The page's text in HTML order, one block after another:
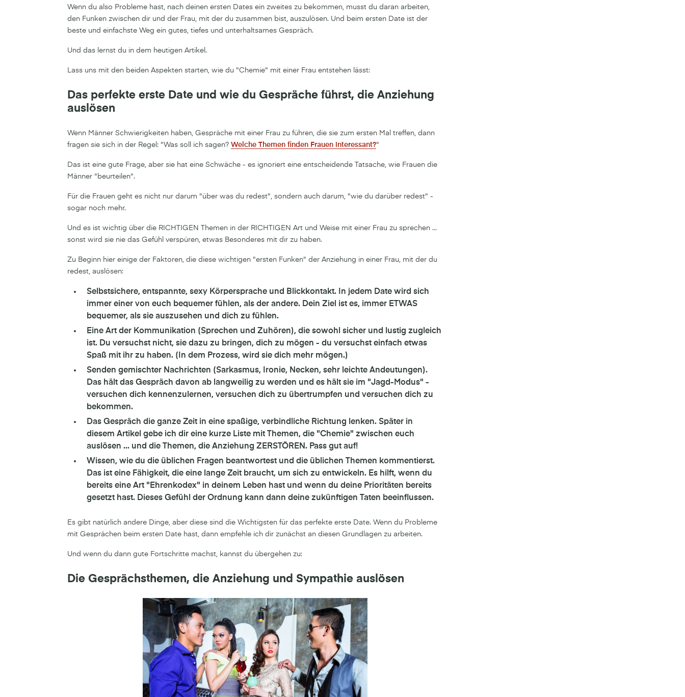
Wenn du also Probleme hast, nach deinen ersten Dates ein zweites zu bekommen, musst du daran arbeiten,
den Funken zwischen dir und der Frau, mit der du zusammen bist, auszulösen. Und beim ersten Date ist der
beste und einfachste Weg ein gutes, tiefes und unterhaltsames Gespräch.
Und das lernst du in dem heutigen Artikel.
Lass uns mit den beiden Aspekten starten, wie du "Chemie" mit einer Frau entstehen lässt:
Das perfekte erste Date und wie du Gespräche führst, die Anziehung
auslösen
Wenn Männer Schwierigkeiten haben, Gespräche mit einer Frau zu führen, die sie zum ersten Mal treffen, dann
fragen sie sich in der Regel: "Was soll ich sagen? Welche Themen finden Frauen interessant?"
Das ist eine gute Frage, aber sie hat eine Schwäche - es ignoriert eine entscheidende Tatsache, wie Frauen die
Männer "beurteilen".
Für die Frauen geht es nicht nur darum "über was du redest", sondern auch darum, "wie du darüber redest" -
sogar noch mehr.
Und es ist wichtig über die RICHTIGEN Themen in der RICHTIGEN Art und Weise mit einer Frau zu sprechen ...
sonst wird sie nie das Gefühl verspüren, etwas Besonderes mit dir zu haben.
Zu Beginn hier einige der Faktoren, die diese wichtigen "ersten Funken" der Anziehung in einer Frau, mit der du
redest, auslösen:
Selbstsichere, entspannte, sexy Körpersprache und Blickkontakt. In jedem Date wird sich
immer einer von euch bequemer fühlen, als der andere. Dein Ziel ist es, immer ETWAS
bequemer, als sie auszusehen und dich zu fühlen.
Eine Art der Kommunikation (Sprechen und Zuhören), die sowohl sicher und lustig zugleich
ist. Du versuchst nicht, sie dazu zu bringen, dich zu mögen - du versuchst einfach etwas
Spaß mit ihr zu haben. (In dem Prozess, wird sie dich mehr mögen.)
Senden gemischter Nachrichten (Sarkasmus, Ironie, Necken, sehr leichte Andeutungen).
Das hält das Gespräch davon ab langweilig zu werden und es hält sie im "Jagd-Modus" -
versuchen dich kennenzulernen, versuchen dich zu übertrumpfen und versuchen dich zu
bekommen.
Das Gespräch die ganze Zeit in eine spaßige, verbindliche Richtung lenken. Später in
diesem Artikel gebe ich dir eine kurze Liste mit Themen, die "Chemie" zwischen euch
auslösen ... und die Themen, die Anziehung ZERSTÖREN. Pass gut auf!
Wissen, wie du die üblichen Fragen beantwortest und die üblichen Themen kommentierst.
Das ist eine Fähigkeit, die eine lange Zeit braucht, um sich zu entwickeln. Es hilft, wenn du
bereits eine Art "Ehrenkodex" in deinem Leben hast und wenn du deine Prioritäten bereits
gesetzt hast. Dieses Gefühl der Ordnung kann dann deine zukünftigen Taten beeinflussen.
Es gibt natürlich andere Dinge, aber diese sind die Wichtigsten für das perfekte erste Date. Wenn du Probleme
mit Gesprächen beim ersten Date hast, dann empfehle ich dir zunächst an diesen Grundlagen zu arbeiten.
Und wenn du dann gute Fortschritte machst, kannst du übergehen zu:
Die Gesprächsthemen, die Anziehung und Sympathie auslösen